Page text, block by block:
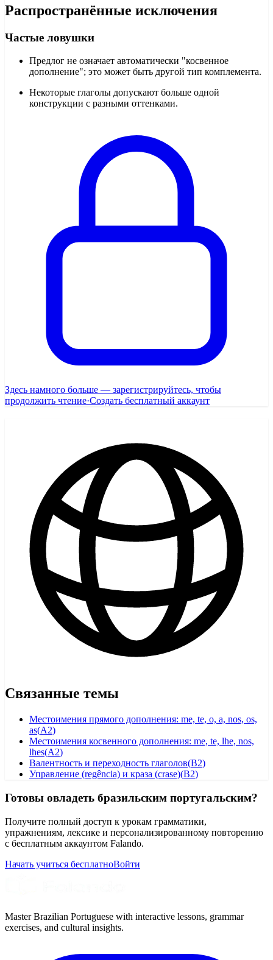
Распространённые исключения
Частые ловушки
Предлог не означает автоматически "косвенное
дополнение"; это может быть другой тип комплемента.
Некоторые глаголы допускают больше одной
конструкции с разными оттенками.
Здесь намного больше — зарегистрируйтесь, чтобы
продолжить чтение·Создать бесплатный аккаунт
Связанные темы
Местоимения прямого дополнения: me, te, o, a, nos, os,
as(A2)
Местоимения косвенного дополнения: me, te, lhe, nos,
lhes(A2)
Валентность и переходность глаголов(B2)
Управление (regência) и краза (crase)(B2)
Готовы овладеть бразильским португальским?
Получите полный доступ к урокам грамматики,
упражнениям, лексике и персонализированному повторению
с бесплатным аккаунтом Falando.
Начать учиться бесплатноВойти
Master Brazilian Portuguese with interactive lessons, grammar
exercises, and cultural insights.